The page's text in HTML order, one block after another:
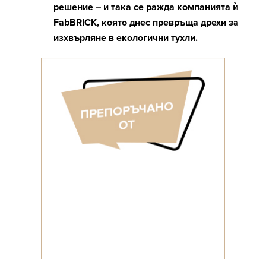
решение – и така се ражда компанията ѝ
FabBRICK, която днес превръща дрехи за
изхвърляне в екологични тухли.